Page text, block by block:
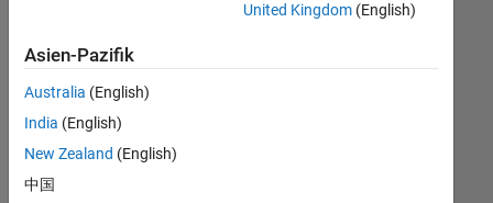
noch
keine
offenen
Stellen
können,
United Kingdom(English)
Asien-Pazifik
Australia (English)
India (English)
New Zealand (English)
中国